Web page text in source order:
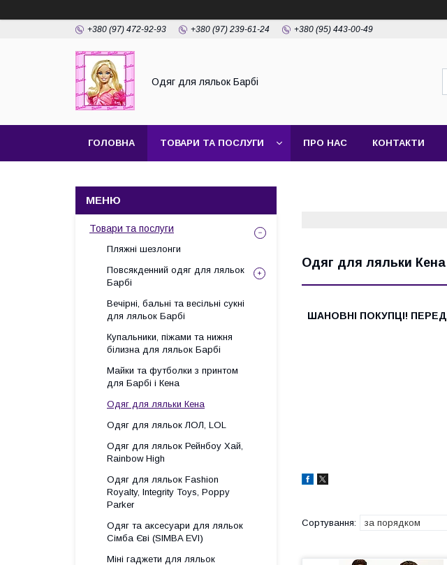
+380 (97) 472-92-93 +380 (97) 239-61-24 +380 (95) 443-00-49
Одяг для ляльок Барбі
ГОЛОВНА ТОВАРИ ТА ПОСЛУГИ ПРО НАС КОНТАКТИ
Одяг для ляльки Кена
ШАНОВНІ ПОКУПЦІ! ПЕРЕД
Товари та послуги
Пляжні шезлонги
Повсякденний одяг для ляльок
Барбі
Вечірні, бальні та весільні сукні
для ляльок Барбі
Купальники, піжами та нижня
білизна для ляльок Барбі
Майки та футболки з принтом
для Барбі і Кена
Одяг для ляльки Кена
Одяг для ляльок ЛОЛ, LOL
Одяг для ляльок Рейнбоу Хай,
Rainbow High
Одяг для ляльок Fashion
Royalty, Integrity Toys, Poppy
Parker
Одяг та аксесуари для ляльок
Сімба Єві (SIMBA EVI)
Міні гаджети для ляльок